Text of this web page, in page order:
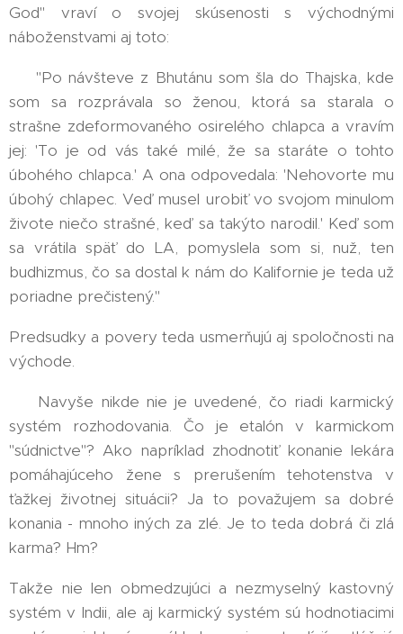
God" vraví o svojej skúsenosti s východnými
náboženstvami aj toto:
👉 "Po návšteve z Bhutánu som šla do Thajska, kde
som sa rozprávala so ženou, ktorá sa starala o
strašne zdeformovaného osirelého chlapca a vravím
jej: 'To je od vás také milé, že sa staráte o tohto
úbohého chlapca.' A ona odpovedala: 'Nehovorte mu
úbohý chlapec. Veď musel urobiť vo svojom minulom
živote niečo strašné, keď sa takýto narodil.' Keď som
sa vrátila späť do LA, pomyslela som si, nuž, ten
budhizmus, čo sa dostal k nám do Kalifornie je teda už
poriadne prečistený."
Predsudky a povery teda usmerňujú aj spoločnosti na
východe.
🧐 Navyše nikde nie je uvedené, čo riadi karmický
systém rozhodovania. Čo je etalón v karmickom
"súdnictve"? Ako napríklad zhodnotiť konanie lekára
pomáhajúceho žene s prerušením tehotenstva v
ťažkej životnej situácii? Ja to považujem sa dobré
konania - mnoho iných za zlé. Je to teda dobrá či zlá
karma? Hm?
Takže nie len obmedzujúci a nezmyselný kastovný
systém v Indii, ale aj karmický systém sú hodnotiacimi